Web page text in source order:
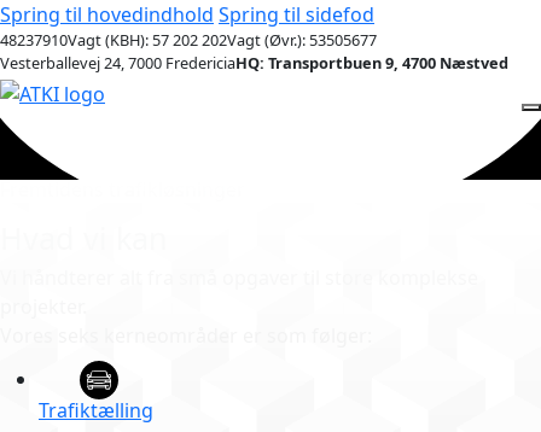
Spring til hovedindhold Spring til sidefod
48237910Vagt (KBH): 57 202 202Vagt (Øvr.): 53505677
Vesterballevej 24, 7000 FredericiaHQ: Transportbuen 9, 4700 Næstved
Trafiktælling